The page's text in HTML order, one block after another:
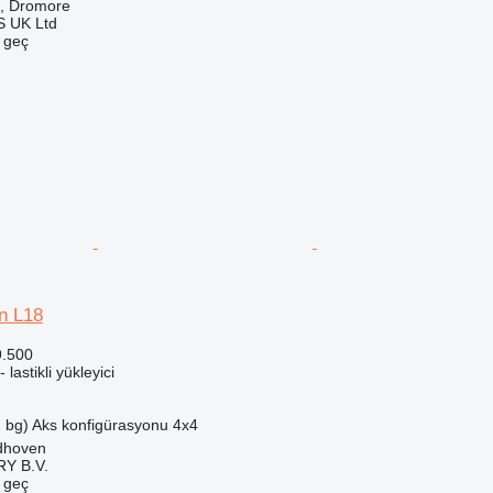
Dromore
UK Ltd
geç
L18
lastikli yükleyici
bg) Aks konfigürasyonu 4x4
B.V.
geç